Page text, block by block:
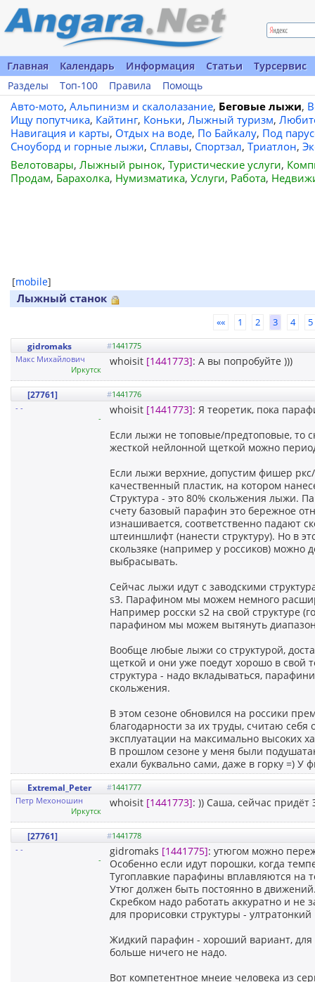
Главная Календарь Информация Статьи
Турсервис
Разделы
Топ-100 Правила Помощь
Авто-мото, Альпинизм и скалолазание, Беговые лыжи,
Ищу попутчика, Кайтинг, Коньки, Лыжный туризм,
Навигация и карты, Отдых на воде, По Байкалу, Под
Сноуборд и горные лыжи, Сплавы, Спортзал, Триатлон,
Велотовары, Лыжный рынок, Туристические услуги,
Продам, Барахолка, Нумизматика, Услуги, Работа,
[mobile]
Лыжный станок
«« 1 2 3 4 5
gidromaks #1441775
Макс Михайлович
Иркутск
whoisit [1441773]: А вы попробуйте )))
[27761] #1441776
- -
-
whoisit [1441773]: Я теоретик, пока
Если лыжи не топовые/предтоповые, то
жесткой нейлонной щеткой можно
Если лыжи верхние, допустим фишер
качественный пластик, на котором
Структура - это 80% скольжения лыжи.
счету базовый парафин это бережное
изнашивается, соответственно падают
штеиншлифт (нанести структуру). Но в
скользяке (например у россиков)
выбрасывать.
Сейчас лыжи идут с заводскими
s3. Парафином мы можем немного
Например росски s2 на свой структуре
парафином мы можем вытянуть
Вообще любые лыжи со структурой,
щеткой и они уже поедут хорошо в свой
структура - надо вкладываться,
скольжения.
В этом сезоне обновился на россики
благодарности за их труды, считаю
эксплуатации на максимально высоких
В прошлом сезоне у меня были
ехали буквально сами, даже в горку =)
Extremal_Peter #1441777
Петр Мехоношин
Иркутск
whoisit [1441773]: )) Саша, сейчас придёт
[27761] #1441778
- -
-
gidromaks [1441775]: утюгом можно
Особенно если идут порошки, когда
Тугоплавкие парафины вплавляются на
Утюг должен быть постоянно в
Скребком надо работать аккуратно и не
для прорисовки структуры - ултратонкий
Жидкий парафин - хороший вариант, для
больше ничего не надо.
Вот компетентное мнеие человека из